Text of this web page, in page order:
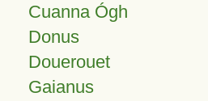
Cuanna Ógh
Donus
Douerouet
Gaianus